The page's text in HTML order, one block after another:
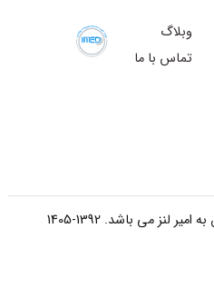
وبلاگ
تماس با ما